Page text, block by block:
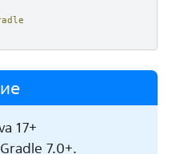
17+
7.0+.